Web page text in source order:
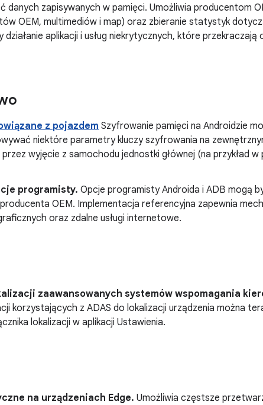
danych zapisywanych w pamięci. Umożliwia producentom
OEM, multimediów i map) oraz zbieranie statystyk
działanie aplikacji i usług niekrytycznych, które
z pojazdem Szyfrowanie pamięci na Androidzie
niektóre parametry kluczy szyfrowania na
wyjęcie z samochodu jednostki głównej (na przykład w
programisty. Opcje programisty Androida i ADB mogą
OEM. Implementacja referencyjna zapewnia
oraz zdalne usługi internetowe.
zaawansowanych systemów wspomagania
korzystających z ADAS do lokalizacji urządzenia można
lokalizacji w aplikacji Ustawienia.
na urządzeniach Edge. Umożliwia częstsze